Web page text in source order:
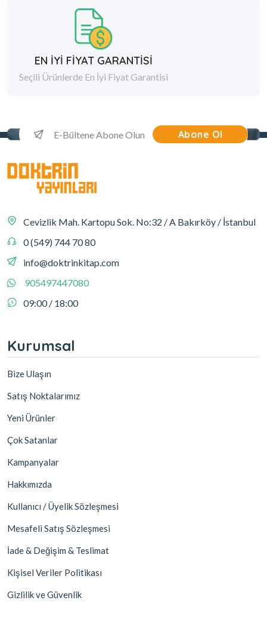
EN İYİ FİYAT GARANTİSİ
Seçili Ürünlerde En İyi Fiyat Garantisi
Abone Ol
Cevizlik Mah. Kartopu Sok. No:32 / A Bakırköy / İstanbul
0 (549) 744 70 80
info@doktrinkitap.com
905497447080
09:00 / 18:00
Kurumsal
Bize Ulaşın
Satış Noktalarımız
Yeni Ürünler
Çok Satanlar
Kampanyalar
Hakkımızda
Kullanıcı / Üyelik Sözleşmesi
Mesafeli Satış Sözleşmesi
İade & Değişim & Teslimat
Kişisel Veriler Politikası
Gizlilik ve Güvenlik